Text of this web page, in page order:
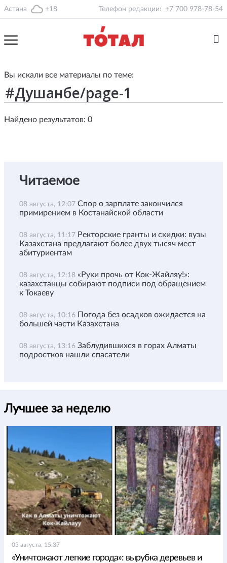
Астана +18 Телефон редакции: +7 700 978-78-54
Вы искали все материалы по теме:
Найдено результатов: 0
Читаемое
08 августа, 12:07 Спор о зарплате закончился
примирением в Костанайской области
08 августа, 11:17 Ректорские гранты и скидки: вузы
Казахстана предлагают более двух тысяч мест
абитуриентам
08 августа, 12:18 «Руки прочь от Кок-Жайляу!»:
казахстанцы собирают подписи под обращением
к Токаеву
08 августа, 10:16 Погода без осадков ожидается на
большей части Казахстана
08 августа, 13:16 Заблудившихся в горах Алматы
подростков нашли спасатели
Лучшее за неделю
03 августа, 15:37
«Уничтожают легкие города»: вырубка деревьев и